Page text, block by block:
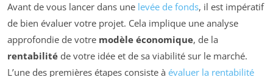
Avant de vous lancer dans une levée de fonds, il est impératif
de bien évaluer votre projet. Cela implique une analyse
approfondie de votre modèle économique, de la
rentabilité de votre idée et de sa viabilité sur le marché.
L’une des premières étapes consiste à évaluer la rentabilité